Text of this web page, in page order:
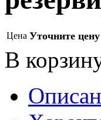
Цена Уточните цену
В